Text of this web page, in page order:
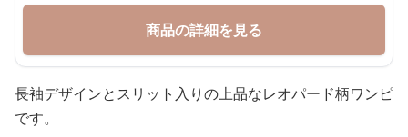
商品の詳細を見る
長袖デザインとスリット入りの上品なレオパード柄ワンピ
です。